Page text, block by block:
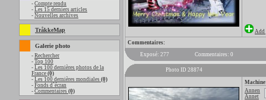
- Compte rendu
- Les 15 derniers articles
- Nouvelles archives
TråkkeMap
Galerie photo
- Rechercher
- Top 100
- Les 100 dernières photos de la
France (0)
- Les 100 dernières mondiales (0)
- Fonds d`écran
- Commentaires (0)
Add
Commentaires:
Exposé: 277
Commentaires: 0
Photo ID 28874
Annen
Annet